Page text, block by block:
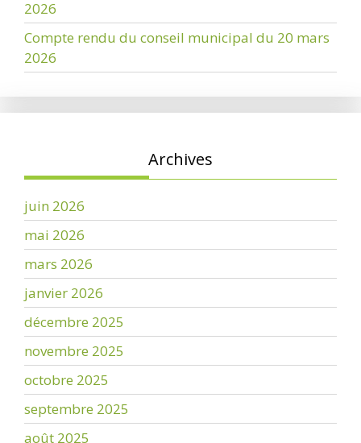
2026
Compte rendu du conseil municipal du 20 mars
2026
Archives
juin 2026
mai 2026
mars 2026
janvier 2026
décembre 2025
novembre 2025
octobre 2025
septembre 2025
août 2025